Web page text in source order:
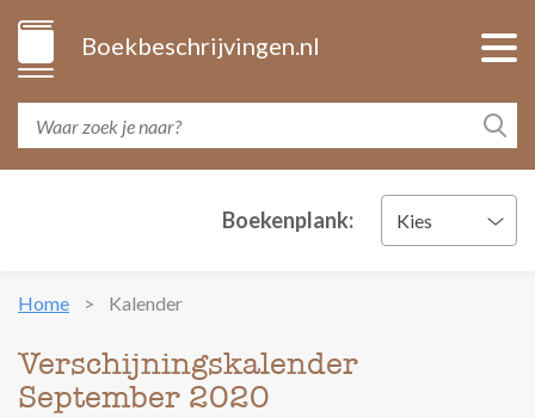
Boekbeschrijvingen.nl
Boekenplank: Kies
Home Kalender
Verschijningskalender
September 2020